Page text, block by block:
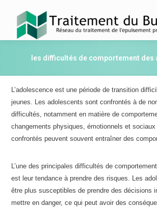
les difficultés de comportement des
L’adolescence est une période de transition
jeunes. Les adolescents sont confrontés à de
difficultés, notamment en matière de
changements physiques, émotionnels et
confrontés peuvent souvent entraîner des
L’une des principales difficultés de
est leur tendance à prendre des risques. Les
être plus susceptibles de prendre des décisions
mettre en danger, ce qui peut avoir des